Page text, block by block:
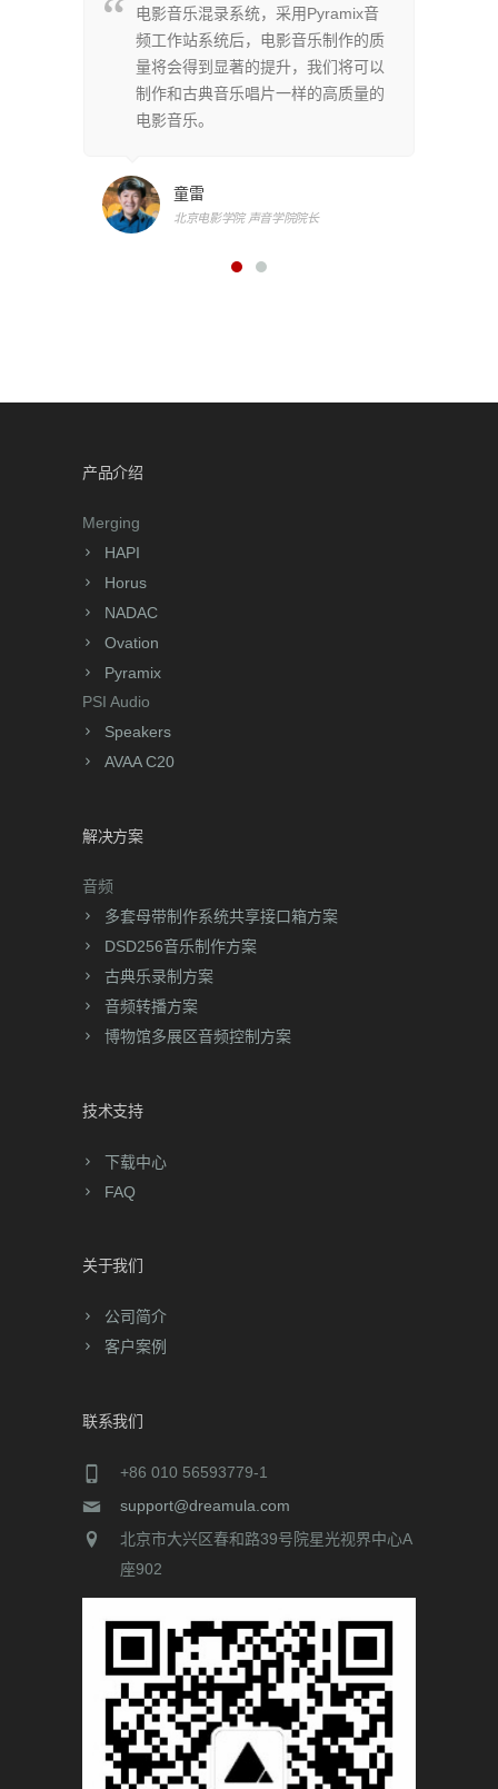
电影音乐混录系统，采用Pyramix音
频工作站系统后，电影音乐制作的质
量将会得到显著的提升，我们将可以
制作和古典音乐唱片一样的高质量的
电影音乐。
童雷
北京电影学院 声音学院院长
产品介绍
Merging
HAPI
Horus
NADAC
Ovation
Pyramix
PSI Audio
Speakers
AVAA C20
解决方案
音频
多套母带制作系统共享接口箱方案
DSD256音乐制作方案
古典乐录制方案
音频转播方案
博物馆多展区音频控制方案
技术支持
下载中心
FAQ
关于我们
公司简介
客户案例
联系我们
+86 010 56593779-1
support@dreamula.com
北京市大兴区春和路39号院星光视界中心A
座902